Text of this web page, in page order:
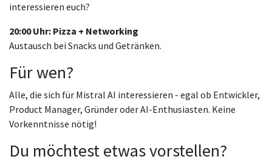
interessieren euch?
20:00 Uhr: Pizza + Networking
Austausch bei Snacks und Getränken.
Für wen?
Alle, die sich für Mistral AI interessieren - egal ob Entwickler,
Product Manager, Gründer oder AI-Enthusiasten. Keine
Vorkenntnisse nötig!
Du möchtest etwas vorstellen?